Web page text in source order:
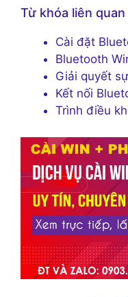
Từ khóa liên quan
Cài đặt
Bluetooth
Giải quyết
Kết nối
Trình điều